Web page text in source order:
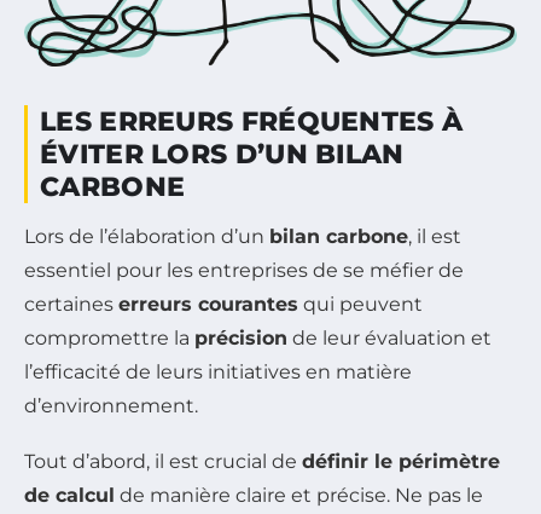
LES ERREURS FRÉQUENTES À
ÉVITER LORS D’UN BILAN
CARBONE
Lors de l’élaboration d’un bilan carbone, il est
essentiel pour les entreprises de se méfier de
certaines erreurs courantes qui peuvent
compromettre la précision de leur évaluation et
l’efficacité de leurs initiatives en matière
d’environnement.
Tout d’abord, il est crucial de définir le périmètre
de calcul de manière claire et précise. Ne pas le